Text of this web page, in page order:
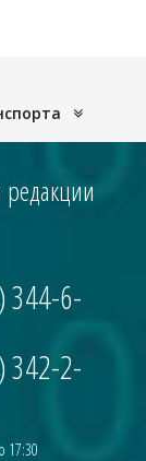
редакции
344-6-
342-2-
17:30